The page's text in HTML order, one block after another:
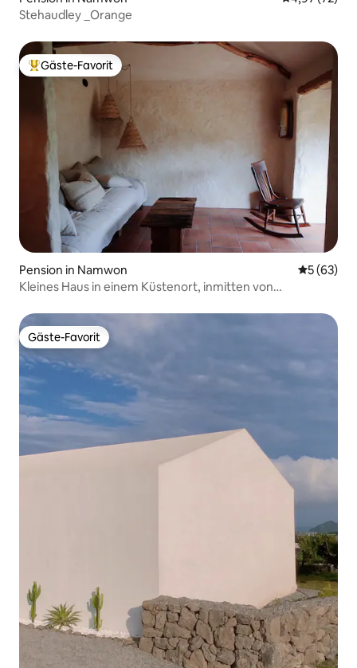
Stehaudley _Orange
Beliebter Gäste-Favorit.
Gäste-Favorit
Pension in Namwon
5 (63)
Kleines Haus in einem Küstenort, inmitten von
Gäste-Favorit
Gäste-Favorit